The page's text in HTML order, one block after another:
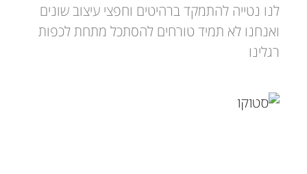
לנו נטייה להתמקד ברהיטים וחפצי עיצוב שונים
ואנחנו לא תמיד טורחים להסתכל מתחת לכפות
רגלינו